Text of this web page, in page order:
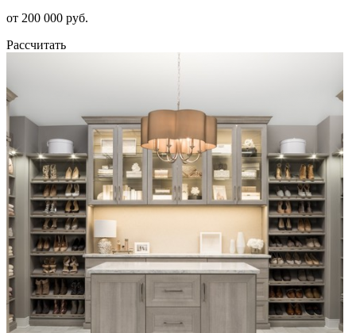
от 200 000 руб.
Рассчитать